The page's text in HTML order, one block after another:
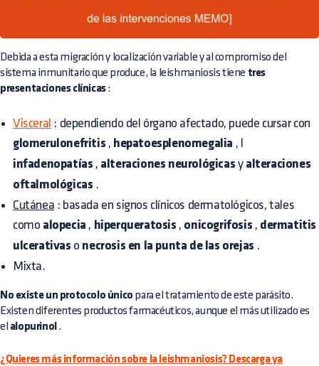
Debida a esta migración y localización variable y al compromiso del
sistema inmunitario que produce, la leishmaniosis tiene tres
presentaciones clínicas:
Visceral : dependiendo del órgano afectado, puede cursar con
glomerulonefritis , hepatoesplenomegalia , l
infadenopatías , alteraciones neurológicas y alteraciones
oftalmológicas .
Cutánea : basada en signos clínicos dermatológicos, tales
como alopecia , hiperqueratosis , onicogrifosis , dermatitis
ulcerativas o necrosis en la punta de las orejas .
Mixta.
No existe un protocolo único para el tratamiento de este parásito.
Existen diferentes productos farmacéuticos, aunque el más utilizado es
el alopurinol .
¿Quieres más información sobre la leishmaniosis? Descarga ya